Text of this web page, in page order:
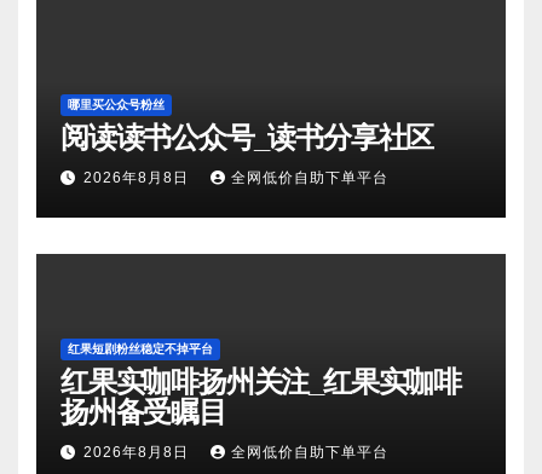
哪里买公众号粉丝
阅读读书公众号_读书分享社区
2026年8月8日 全网低价自助下单平台
红果短剧粉丝稳定不掉平台
红果实咖啡扬州关注_红果实咖啡
扬州备受瞩目
2026年8月8日 全网低价自助下单平台